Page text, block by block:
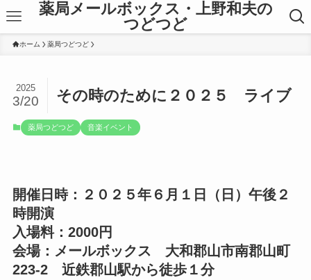
薬局メールボックス・上野和夫の
つどつど
ホーム 薬局つどつど
その時のために２０２５ ライブ
2025
3/20
薬局つどつど 音楽イベント
開催日時：２０２５年６月１日（日）午後２
時開演
入場料：2000円
会場：メールボックス 大和郡山市南郡山町
223-2 近鉄郡山駅から徒歩１分